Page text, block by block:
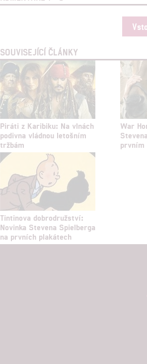
SOUVISEJÍCÍ ČLÁNKY
Piráti z Karibiku: Na vlnách
podivna vládnou letošním
tržbám
War
prvním
Tintinova dobrodružství:
Novinka Stevena Spielberga
na prvních plakátech
Udělením
možnost: